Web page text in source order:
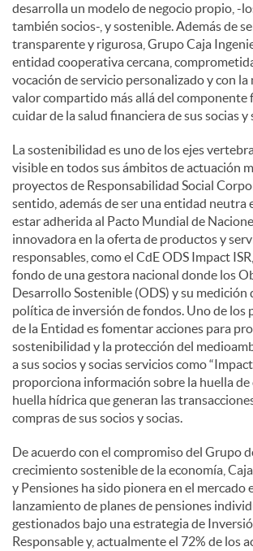
desarrolla un modelo de negocio propio, -
también socios-, y sostenible. Además de
transparente y rigurosa, Grupo Caja
entidad cooperativa cercana,
vocación de servicio personalizado y con la
valor compartido más allá del componente
cuidar de la salud financiera de sus socias y
La sostenibilidad es uno de los ejes
visible en todos sus ámbitos de actuación
proyectos de Responsabilidad Social
sentido, además de ser una entidad neutra
estar adherida al Pacto Mundial de
innovadora en la oferta de productos y
responsables, como el CdE ODS Impact
fondo de una gestora nacional donde los
Desarrollo Sostenible (ODS) y su medición
política de inversión de fondos. Uno de los
de la Entidad es fomentar acciones para
sostenibilidad y la protección del
a sus socios y socias servicios como
proporciona información sobre la huella de
huella hídrica que generan las
compras de sus socios y socias.
De acuerdo con el compromiso del Grupo
crecimiento sostenible de la economía,
y Pensiones ha sido pionera en el mercado
lanzamiento de planes de pensiones
gestionados bajo una estrategia de
Responsable y, actualmente el 72% de los